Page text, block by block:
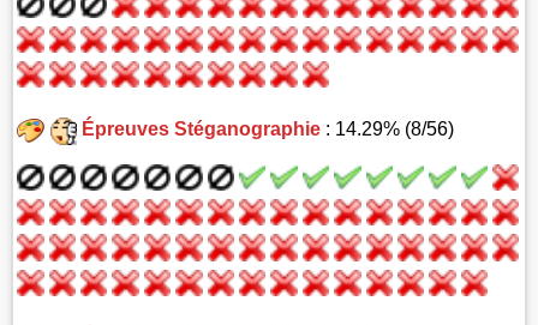
Épreuves Stéganographie: 14.29% (8/56)